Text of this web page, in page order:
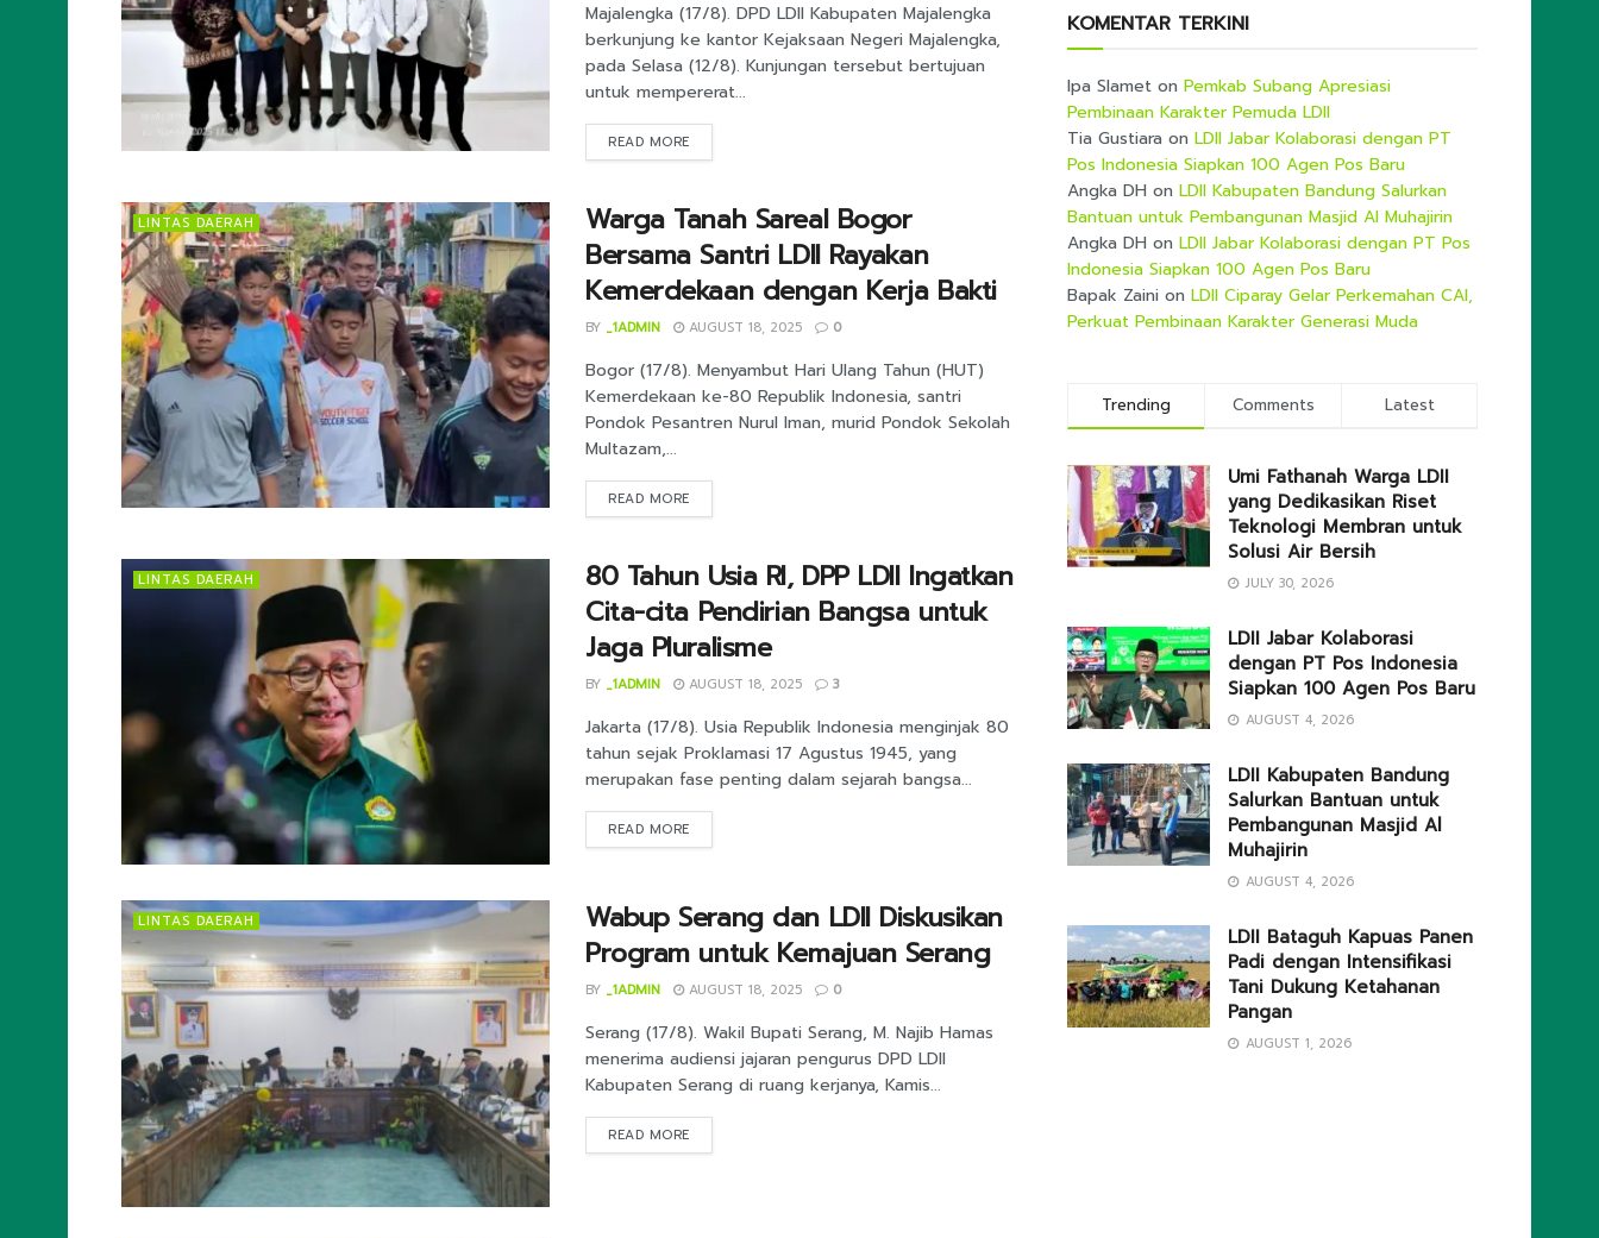
Majalengka (17/8). DPD LDII Kabupaten Majalengka
berkunjung ke kantor Kejaksaan Negeri Majalengka,
pada Selasa (12/8). Kunjungan tersebut bertujuan
untuk mempererat...
READ MOREDETAILS
LINTAS DAERAH
Warga Tanah Sareal Bogor
Bersama Santri LDII Rayakan
Kemerdekaan dengan Kerja Bakti
BY _1ADMIN AUGUST 18, 2025 0
Bogor (17/8). Menyambut Hari Ulang Tahun (HUT)
Kemerdekaan ke-80 Republik Indonesia, santri
Pondok Pesantren Nurul Iman, murid Pondok Sekolah
Multazam,...
READ MOREDETAILS
LINTAS DAERAH
80 Tahun Usia RI, DPP LDII Ingatkan
Cita-cita Pendirian Bangsa untuk
Jaga Pluralisme
BY _1ADMIN AUGUST 18, 2025 3
Jakarta (17/8). Usia Republik Indonesia menginjak 80
tahun sejak Proklamasi 17 Agustus 1945, yang
merupakan fase penting dalam sejarah bangsa...
READ MOREDETAILS
LINTAS DAERAH
Wabup Serang dan LDII Diskusikan
Program untuk Kemajuan Serang
BY _1ADMIN AUGUST 18, 2025 0
Serang (17/8). Wakil Bupati Serang, M. Najib Hamas
menerima audiensi jajaran pengurus DPD LDII
Kabupaten Serang di ruang kerjanya, Kamis...
READ MOREDETAILS
KOMENTAR TERKINI
Ipa Slamet on Pemkab Subang Apresiasi
Pembinaan Karakter Pemuda LDII
Tia Gustiara on LDII Jabar Kolaborasi dengan PT
Pos Indonesia Siapkan 100 Agen Pos Baru
Angka DH on LDII Kabupaten Bandung Salurkan
Bantuan untuk Pembangunan Masjid Al Muhajirin
Angka DH on LDII Jabar Kolaborasi dengan PT Pos
Indonesia Siapkan 100 Agen Pos Baru
Bapak Zaini on LDII Ciparay Gelar Perkemahan CAI,
Perkuat Pembinaan Karakter Generasi Muda
Trending Comments Latest
Umi Fathanah Warga LDII
yang Dedikasikan Riset
Teknologi Membran untuk
Solusi Air Bersih
JULY 30, 2026
LDII Jabar Kolaborasi
dengan PT Pos Indonesia
Siapkan 100 Agen Pos Baru
AUGUST 4, 2026
LDII Kabupaten Bandung
Salurkan Bantuan untuk
Pembangunan Masjid Al
Muhajirin
AUGUST 4, 2026
LDII Bataguh Kapuas Panen
Padi dengan Intensifikasi
Tani Dukung Ketahanan
Pangan
AUGUST 1, 2026